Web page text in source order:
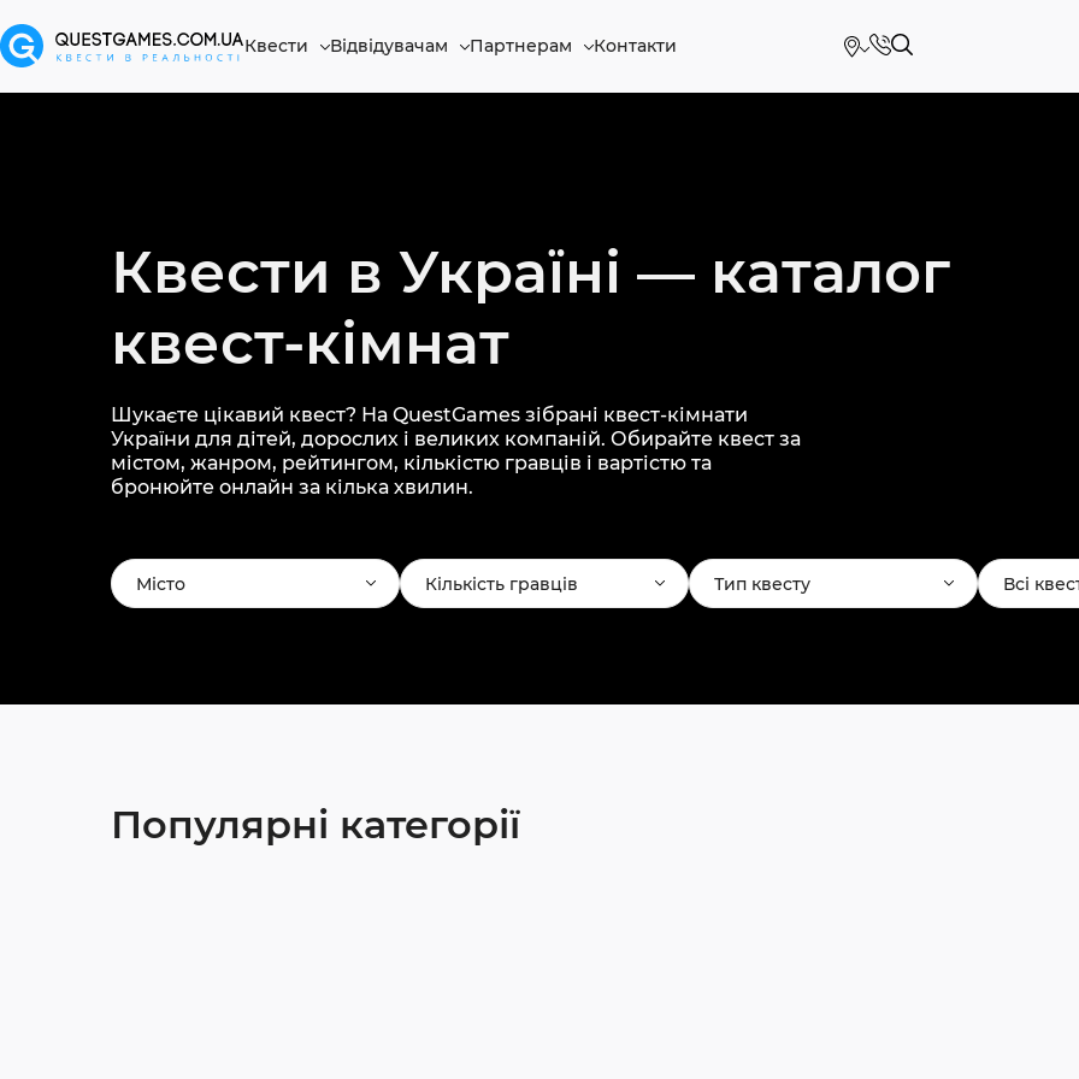
Квести Відвідувачам Партнерам Контакти
Квести в Україні — каталог
квест-кімнат
Шукаєте цікавий квест? На QuestGames зібрані квест-кімнати
України для дітей, дорослих і великих компаній. Обирайте квест за
містом, жанром, рейтингом, кількістю гравців і вартістю та
бронюйте онлайн за кілька хвилин.
Місто Кількість гравців Тип квесту Всі
Популярні категорії